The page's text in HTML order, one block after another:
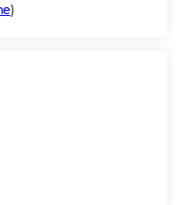
)